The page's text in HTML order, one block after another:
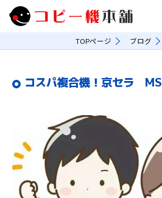
TOPページ ブログ
コスパ複合機！京セラ MS